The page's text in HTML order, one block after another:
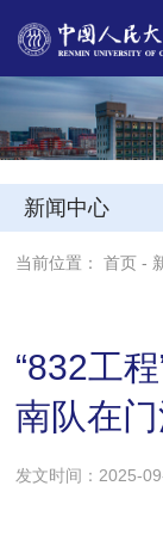
新闻中心
当前位置：首页 -
“832工
南队在
发文时间：2025-